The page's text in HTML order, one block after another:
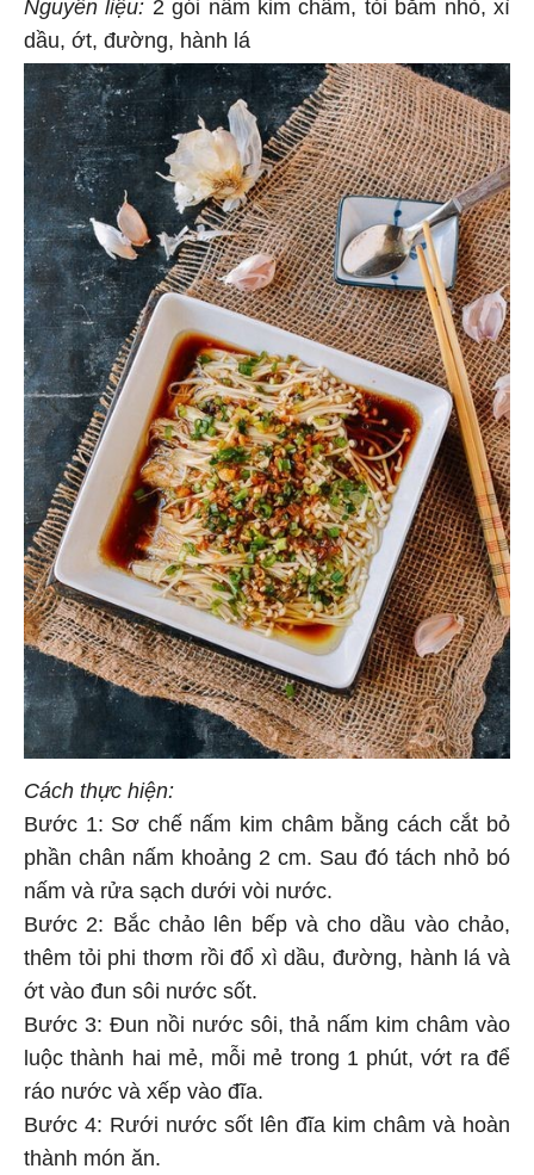
dầu, ớt, đường, hành lá
Cách thực hiện:
Bước 1: Sơ chế nấm kim châm bằng cách cắt bỏ
phần chân nấm khoảng 2 cm. Sau đó tách nhỏ bó
nấm và rửa sạch dưới vòi nước.
Bước 2: Bắc chảo lên bếp và cho dầu vào chảo,
thêm tỏi phi thơm rồi đổ xì dầu, đường, hành lá và
ớt vào đun sôi nước sốt.
Bước 3: Đun nồi nước sôi, thả nấm kim châm vào
luộc thành hai mẻ, mỗi mẻ trong 1 phút, vớt ra để
ráo nước và xếp vào đĩa.
Bước 4: Rưới nước sốt lên đĩa kim châm và hoàn
thành món ăn.